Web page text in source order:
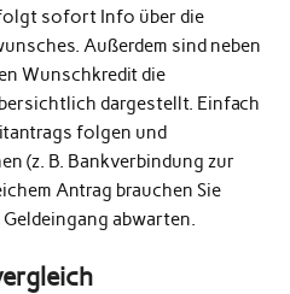
sofort Info über die
Außerdem sind neben
Wunschkredit die
dargestellt. Einfach
folgen und
(z. B. Bankverbindung zur
Antrag brauchen Sie
abwarten.